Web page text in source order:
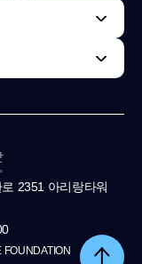
2351 아리랑타워